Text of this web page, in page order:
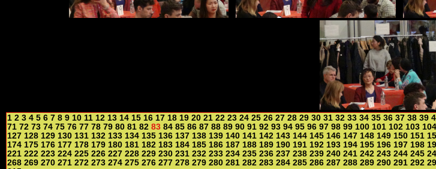
1 2 3 4 5 6 7 8 9 10 11 12 13 14 15 16 17 18 19 20 21 22 23 24 25 26 27 28 29 30 31 32 33 34 35 36 37 38 39
71 72 73 74 75 76 77 78 79 80 81 82 83 84 85 86 87 88 89 90 91 92 93 94 95 96 97 98 99 100 101 102 103 104
127 128 129 130 131 132 133 134 135 136 137 138 139 140 141 142 143 144 145 146 147 148 149 150 151
174 175 176 177 178 179 180 181 182 183 184 185 186 187 188 189 190 191 192 193 194 195 196 197 198
221 222 223 224 225 226 227 228 229 230 231 232 233 234 235 236 237 238 239 240 241 242 243 244 245
268 269 270 271 272 273 274 275 276 277 278 279 280 281 282 283 284 285 286 287 288 289 290 291 292